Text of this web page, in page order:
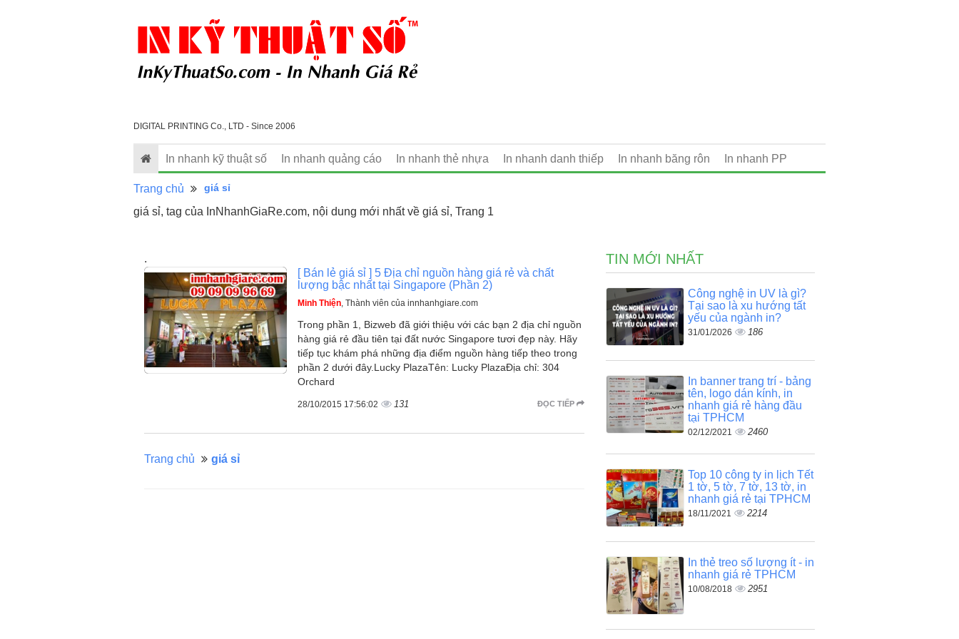
DIGITAL PRINTING Co., LTD - Since 2006
In nhanh kỹ thuật số In nhanh quảng cáo In nhanh thẻ nhựa In nhanh danh thiếp In nhanh băng rôn In nhanh PP
Trang chủ giá sỉ
giá sỉ, tag của InNhanhGiaRe.com, nội dung mới nhất về giá sỉ, Trang 1
.
[ Bán lẻ giá sỉ ] 5 Địa chỉ nguồn hàng giá rẻ và chất
lượng bậc nhất tại Singapore (Phần 2)
Minh Thiện , Thành viên của innhanhgiare.com
Trong phần 1, Bizweb đã giới thiệu với các bạn 2 địa chỉ nguồn
hàng giá rẻ đầu tiên tại đất nước Singapore tươi đẹp này. Hãy
tiếp tục khám phá những địa điểm nguồn hàng tiếp theo trong
phần 2 dưới đây.Lucky PlazaTên: Lucky PlazaĐịa chỉ: 304
Orchard
ĐỌC TIẾP
28/10/2015 17:56:02 131
Trang chủ giá sỉ
TIN MỚI NHẤT
Công nghệ in UV là gì?
Tại sao là xu hướng tất
yếu của ngành in?
31/01/2026 186
In banner trang trí - bảng
tên, logo dán kính, in
nhanh giá rẻ hàng đầu
tại TPHCM
02/12/2021 2460
Top 10 công ty in lịch Tết
1 tờ, 5 tờ, 7 tờ, 13 tờ, in
nhanh giá rẻ tại TPHCM
18/11/2021 2214
In thẻ treo số lượng ít - in
nhanh giá rẻ TPHCM
10/08/2018 2951